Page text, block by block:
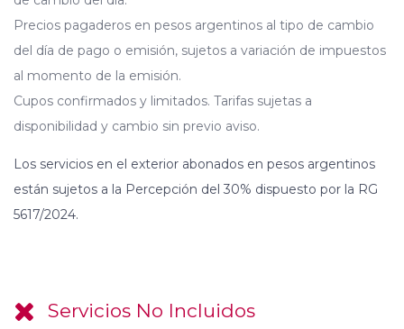
Precios pagaderos en pesos argentinos al tipo de cambio
del día de pago o emisión, sujetos a variación de impuestos
al momento de la emisión.
Cupos confirmados y limitados. Tarifas sujetas a
disponibilidad y cambio sin previo aviso.
Los servicios en el exterior abonados en pesos argentinos
están sujetos a la Percepción del 30% dispuesto por la RG
5617/2024.
Servicios No Incluidos